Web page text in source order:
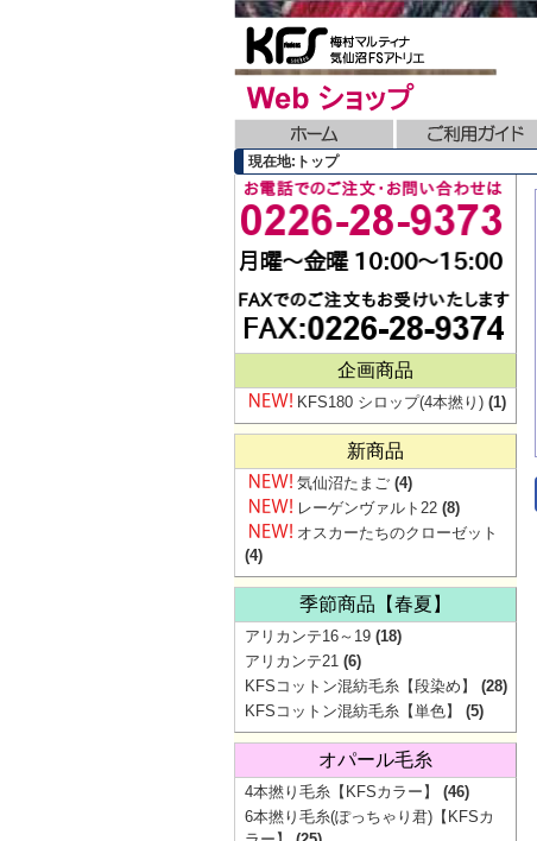
現在地:トップ
企画商品
KFS180 シロップ(4本撚り) (1)
新商品
気仙沼たまご (4)
レーゲンヴァルト22 (8)
オスカーたちのクローゼット
(4)
季節商品【春夏】
アリカンテ16～19 (18)
アリカンテ21 (6)
KFSコットン混紡毛糸【段染め】
(28)
KFSコットン混紡毛糸【単色】
(5)
オパール毛糸
4本撚り毛糸【KFSカラー】
(46)
6本撚り毛糸(ぽっちゃり君)【KFSカ